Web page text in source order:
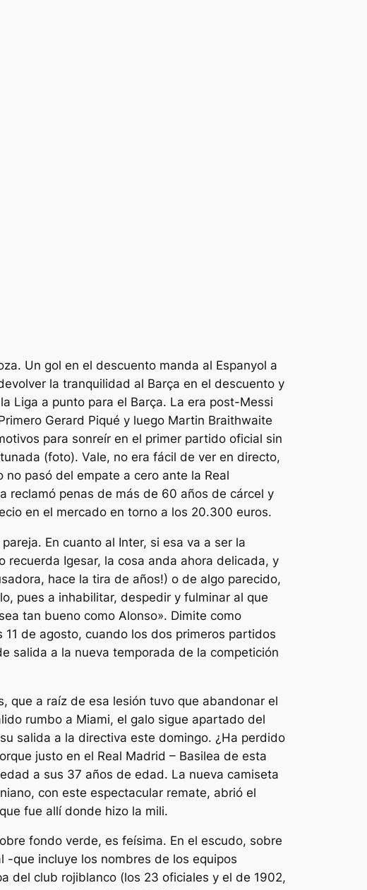
Un gol en el descuento manda al Espanyol a
la tranquilidad al Barça en el descuento y
Liga a punto para el Barça. La era post-Messi
Gerard Piqué y luego Martin Braithwaite
para sonreír en el primer partido oficial sin
(foto). Vale, no era fácil de ver en directo,
pasó del empate a cero ante la Real
reclamó penas de más de 60 años de cárcel y
en el mercado en torno a los 20.300 euros.
En cuanto al Inter, si esa va a ser la
recuerda Igesar, la cosa anda ahora delicada, y
hace la tira de años!) o de algo parecido,
pues a inhabilitar, despedir y fulminar al que
tan bueno como Alonso». Dimite como
de agosto, cuando los dos primeros partidos
salida a la nueva temporada de la competición
que a raíz de esa lesión tuvo que abandonar el
rumbo a Miami, el galo sigue apartado del
salida a la directiva este domingo. ¿Ha perdido
justo en el Real Madrid – Basilea de esta
a sus 37 años de edad. La nueva camiseta
con este espectacular remate, abrió el
fue allí donde hizo la mili.
fondo verde, es feísima. En el escudo, sobre
que incluye los nombres de los equipos
del club rojiblanco (los 23 oficiales y el de 1902,